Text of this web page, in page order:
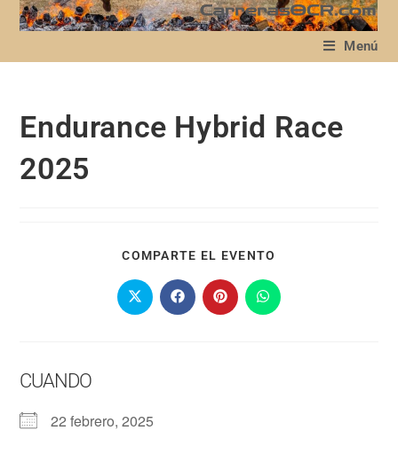
Menú
Endurance Hybrid Race
2025
COMPARTE EL EVENTO
CUANDO
22 febrero, 2025